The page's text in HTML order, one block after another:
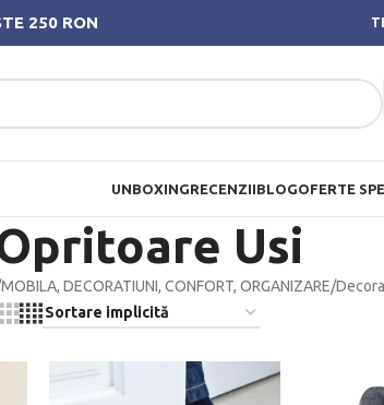
250 RON
UNBOXINGRECENZIIBLOGOFERTE
Usi
MOBILA, DECORATIUNI, CONFORT, ORGANIZARE/